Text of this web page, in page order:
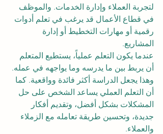
لتجربة العملاء وإدارة الخدمات. والموظف
في قطاع الأعمال قد يرغب في تعلم أدوات
رقمية أو مهارات التخطيط أو إدارة
المشاريع.
عندما يكون التعلم عملياً، يستطيع المتعلم
أن يربط بين ما يدرسه وما يواجهه في عمله.
وهذا يجعل الدراسة أكثر فائدة وواقعية. كما
أن التعلم العملي يساعد الشخص على حل
المشكلات بشكل أفضل، وتقديم أفكار
جديدة، وتحسين طريقة تعامله مع الزملاء
والعملاء.